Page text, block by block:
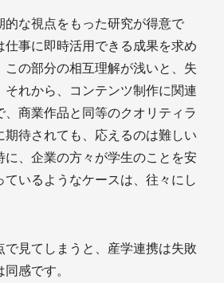
的な視点をもった研究が得意で
仕事に即時活用できる成果を求め
この部分の相互理解が浅いと、失
それから、コンテンツ制作に関連
、商業作品と同等のクオリティラ
期待されても、応えるのは難しい
に、企業の方々が学生のことを安
ているようなケースは、往々にし
で見てしまうと、産学連携は失敗
感です。